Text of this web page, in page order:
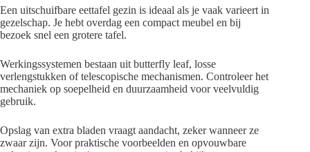
Een uitschuifbare eettafel gezin is ideaal als je vaak varieert in
gezelschap. Je hebt overdag een compact meubel en bij
bezoek snel een grotere tafel.
Werkingssystemen bestaan uit butterfly leaf, losse
verlengstukken of telescopische mechanismen. Controleer het
mechaniek op soepelheid en duurzaamheid voor veelvuldig
gebruik.
Opslag van extra bladen vraagt aandacht, zeker wanneer ze
zwaar zijn. Voor praktische voorbeelden en opvouwbare